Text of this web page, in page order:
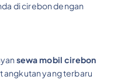
di cirebon dengan
sewa mobil cirebon
angkutan yang terbaru